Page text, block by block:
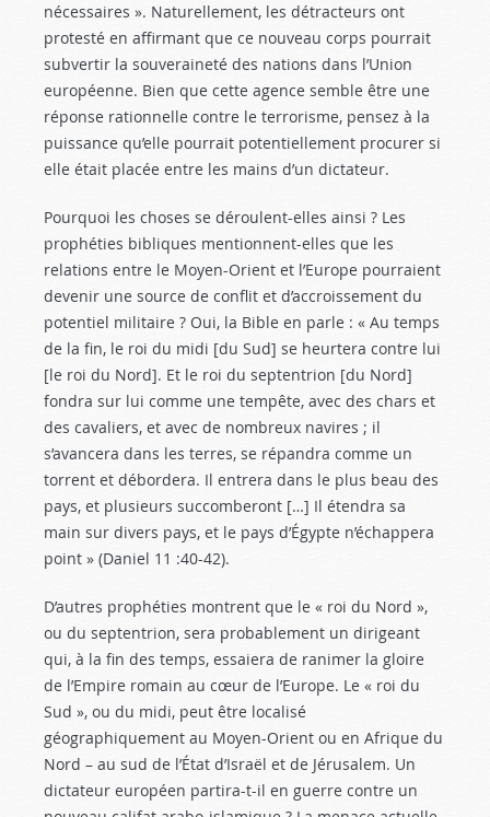
nécessaires ». Naturellement, les détracteurs ont
protesté en affirmant que ce nouveau corps pourrait
subvertir la souveraineté des nations dans l’Union
européenne. Bien que cette agence semble être une
réponse rationnelle contre le terrorisme, pensez à la
puissance qu’elle pourrait potentiellement procurer si
elle était placée entre les mains d’un dictateur.
Pourquoi les choses se déroulent-elles ainsi ? Les
prophéties bibliques mentionnent-elles que les
relations entre le Moyen-Orient et l’Europe pourraient
devenir une source de conflit et d’accroissement du
potentiel militaire ? Oui, la Bible en parle : « Au temps
de la fin, le roi du midi [du Sud] se heurtera contre lui
[le roi du Nord]. Et le roi du septentrion [du Nord]
fondra sur lui comme une tempête, avec des chars et
des cavaliers, et avec de nombreux navires ; il
s’avancera dans les terres, se répandra comme un
torrent et débordera. Il entrera dans le plus beau des
pays, et plusieurs succomberont […] Il étendra sa
main sur divers pays, et le pays d’Égypte n’échappera
point » (Daniel 11 :40-42).
D’autres prophéties montrent que le « roi du Nord »,
ou du septentrion, sera probablement un dirigeant
qui, à la fin des temps, essaiera de ranimer la gloire
de l’Empire romain au cœur de l’Europe. Le « roi du
Sud », ou du midi, peut être localisé
géographiquement au Moyen-Orient ou en Afrique du
Nord – au sud de l’État d’Israël et de Jérusalem. Un
dictateur européen partira-t-il en guerre contre un